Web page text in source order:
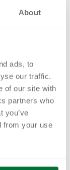
About
ads, to
our traffic.
of our site with
partners who
you’ve
from your use
belaufen
CELUM
somit CHF
und